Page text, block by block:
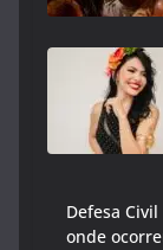
Defesa
onde